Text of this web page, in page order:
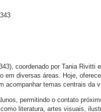
coordenado por Tania
em diversas áreas. Hoje,
acompanhar temas centrais da
permitindo o contato
literatura, artes visuais,